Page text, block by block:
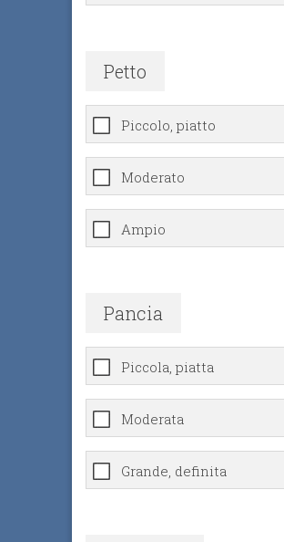
Petto
Piccolo, piatto
Moderato
Ampio
Pancia
Piccola, piatta
Moderata
Grande, definita